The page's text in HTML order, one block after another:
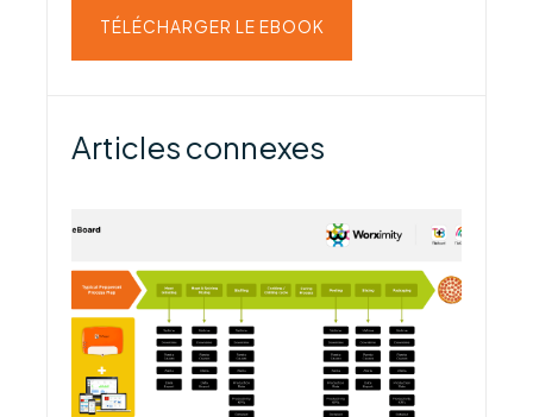
TÉLÉCHARGER LE EBOOK
Articles connexes